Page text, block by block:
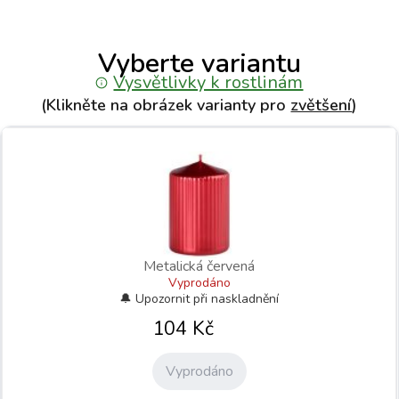
Vyberte variantu
Vysvětlivky k rostlinám
(Klikněte na obrázek varianty pro zvětšení)
Metalická červená
Vyprodáno
104 Kč
Vyprodáno